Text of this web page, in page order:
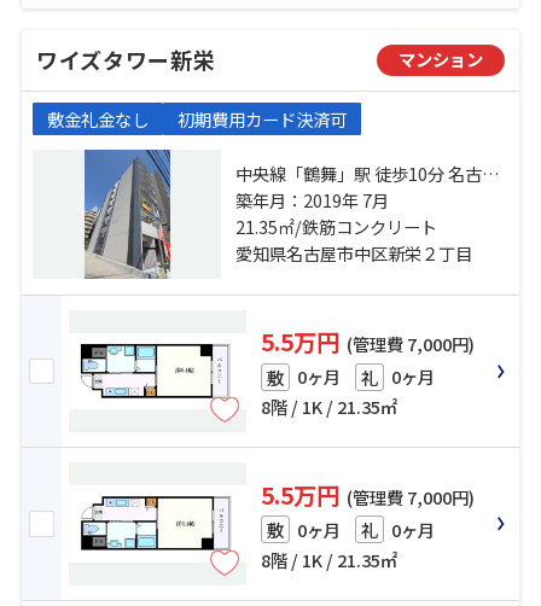
ワイズタワー新栄 マンション
敷金礼金なし 初期費用カード決済可
中央線「鶴舞」駅 徒歩10分 名古屋
市営鶴舞線「鶴舞」駅 徒歩10分 名
古屋市営東山線「新栄町」駅 徒歩
15分
築年月：2019年 7月
21.35㎡/鉄筋コンクリート
愛知県名古屋市中区新栄２丁目
5.5万円 (管理費 7,000円)
敷 0ヶ月 礼 0ヶ月
8階 / 1K / 21.35㎡
5.5万円 (管理費 7,000円)
敷 0ヶ月 礼 0ヶ月
8階 / 1K / 21.35㎡